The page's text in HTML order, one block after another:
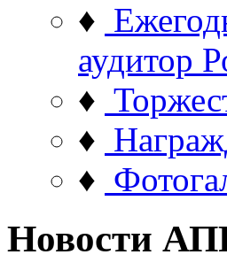
♦
аудитор
♦
♦
♦
Новости